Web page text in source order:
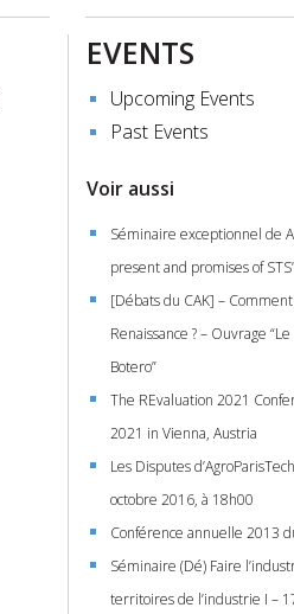
EVENTS
Upcoming Events
Past Events
Voir aussi
Séminaire exceptionnel de
present and promises of
[Débats du CAK] –
Renaissance ? – Ouvrage
Botero”
The REvaluation 2021
2021 in Vienna, Austria
Les Disputes
octobre 2016, à 18h00
Conférence annuelle 2013
Séminaire (Dé) Faire
territoires de l’industrie I –